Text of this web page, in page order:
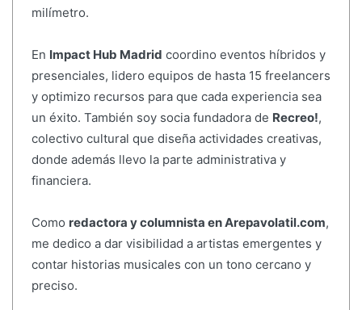
milímetro.
En Impact Hub Madrid coordino eventos híbridos y
presenciales, lidero equipos de hasta 15 freelancers
y optimizo recursos para que cada experiencia sea
un éxito. También soy socia fundadora de Recreo!,
colectivo cultural que diseña actividades creativas,
donde además llevo la parte administrativa y
financiera.
Como redactora y columnista en Arepavolatil.com,
me dedico a dar visibilidad a artistas emergentes y
contar historias musicales con un tono cercano y
preciso.